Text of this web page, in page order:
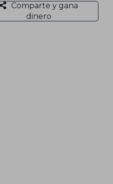
Comparte y gana
dinero